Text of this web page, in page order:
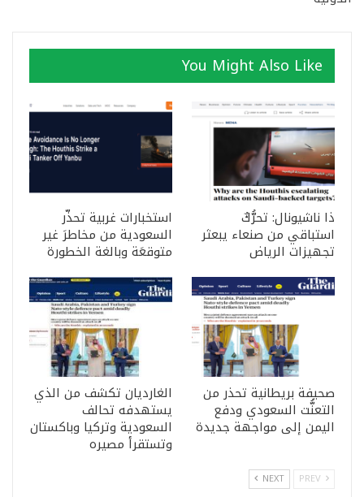
You Might Also Like
ذا ناشيونال: تحرُّكٌ
استباقي من صنعاء يبعثر
تجهيزات الرياض
استخبارات غربية تحذّر
السعودية من مخاطرَ غير
متوقعَة وبالغة الخطورة
صحيفة بريطانية تحذر من
التعنُّت السعودي ودفع
اليمن إلى مواجهة جديدة
الغارديان تكشف من الذي
يستهدفه تحالف
السعودية وتركيا وباكستان
وتستقرأ مصيره
NEXT